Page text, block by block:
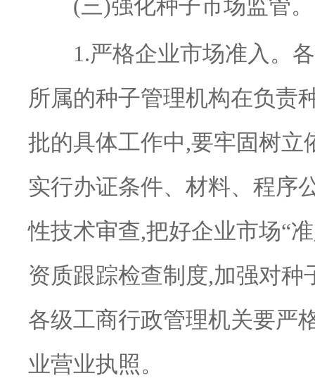
(三)强化种子市场监管。
1.严格企业市场准入。各
所属的种子管理机构在负责
批的具体工作中,要牢固树立
实行办证条件、材料、程序
性技术审查,把好企业市场“
资质跟踪检查制度,加强对
各级工商行政管理机关要严
业营业执照。